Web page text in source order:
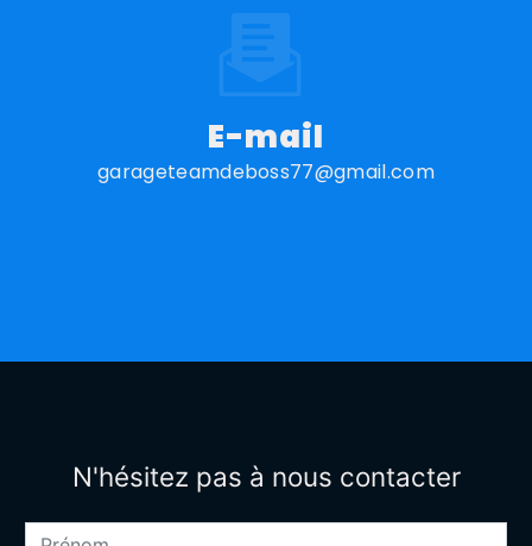
E-mail
garageteamdeboss77@gmail.com
N'hésitez pas à nous contacter